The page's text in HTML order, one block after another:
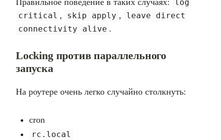
Правильное поведение в таких случаях:
log
critical , skip apply ,
leave direct
connectivity alive .
Locking против параллельного
запуска
На роутере очень легко случайно столкнуть:
cron
rc.local